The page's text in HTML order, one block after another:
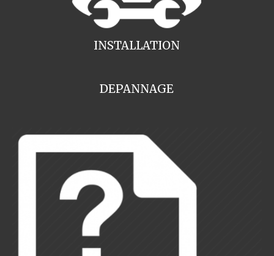
INSTALLATION
DEPANNAGE